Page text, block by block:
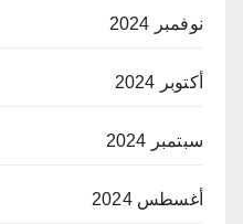
نوفمبر 2024
أكتوبر 2024
سبتمبر 2024
أغسطس 2024